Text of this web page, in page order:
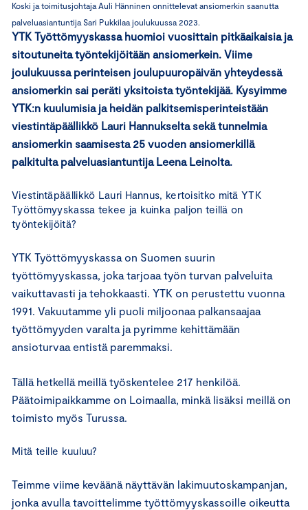
Koski ja toimitusjohtaja Auli Hänninen onnittelevat ansiomerkin saanutta
palveluasiantuntija Sari Pukkilaa joulukuussa 2023.
YTK Työttömyyskassa huomioi vuosittain pitkäaikaisia ja
sitoutuneita työntekijöitään ansiomerkein. Viime
joulukuussa perinteisen joulupuuropäivän yhteydessä
ansiomerkin sai peräti yksitoista työntekijää. Kysyimme
YTK:n kuulumisia ja heidän palkitsemisperinteistään
viestintäpäällikkö Lauri Hannukselta sekä tunnelmia
ansiomerkin saamisesta 25 vuoden ansiomerkillä
palkitulta palveluasiantuntija Leena Leinolta.
Viestintäpäällikkö Lauri Hannus, kertoisitko mitä YTK
Työttömyyskassa tekee ja kuinka paljon teillä on
työntekijöitä?
YTK Työttömyyskassa on Suomen suurin
työttömyyskassa, joka tarjoaa työn turvan palveluita
vaikuttavasti ja tehokkaasti. YTK on perustettu vuonna
1991. Vakuutamme yli puoli miljoonaa palkansaajaa
työttömyyden varalta ja pyrimme kehittämään
ansioturvaa entistä paremmaksi.
Tällä hetkellä meillä työskentelee 217 henkilöä.
Päätoimipaikkamme on Loimaalla, minkä lisäksi meillä on
toimisto myös Turussa.
Mitä teille kuuluu?
Teimme viime keväänä näyttävän lakimuutoskampanjan,
jonka avulla tavoittelimme työttömyyskassoille oikeutta